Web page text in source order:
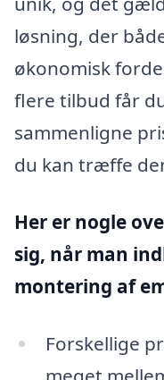
løsning, der
økonomisk
flere tilbud får
sammenligne
du kan træffe
Her er nogle
sig, når man
montering af
Forskellige